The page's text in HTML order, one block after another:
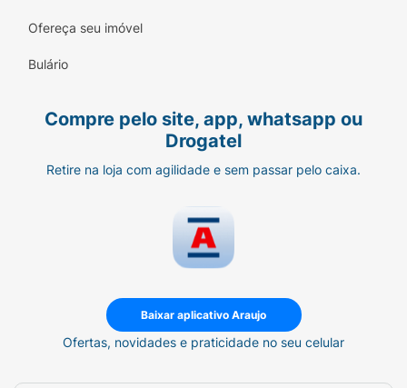
Ofereça seu imóvel
Bulário
Compre pelo site, app, whatsapp ou
Drogatel
Retire na loja com agilidade e sem passar pelo caixa.
Baixar aplicativo Araujo
Ofertas, novidades e praticidade no seu celular